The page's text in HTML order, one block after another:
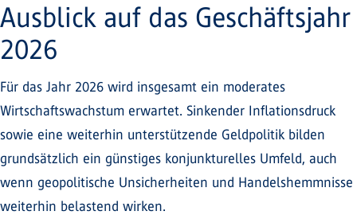
Ausblick auf das Geschäftsjahr
2026
Für das Jahr 2026 wird insgesamt ein moderates
Wirtschaftswachstum erwartet. Sinkender Inflationsdruck
sowie eine weiterhin unterstützende Geldpolitik bilden
grundsätzlich ein günstiges konjunkturelles Umfeld, auch
wenn geopolitische Unsicherheiten und Handelshemmnisse
weiterhin belastend wirken.